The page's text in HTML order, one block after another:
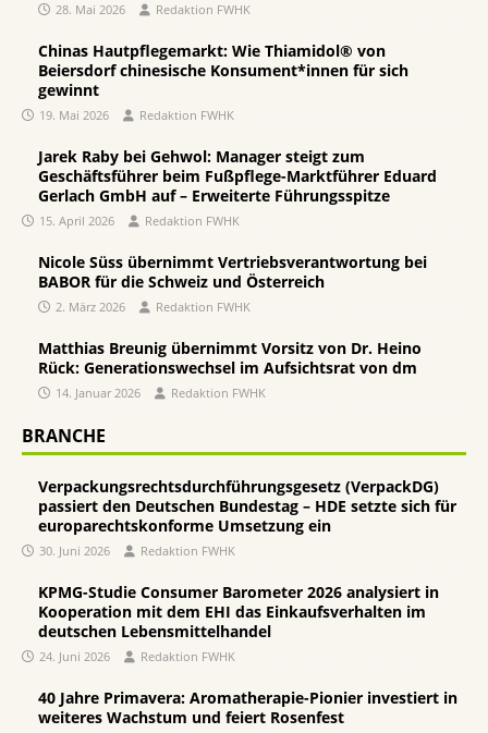
28. Mai 2026 Redaktion FWHK
Chinas Hautpflegemarkt: Wie Thiamidol® von
Beiersdorf chinesische Konsument*innen für sich
gewinnt
19. Mai 2026 Redaktion FWHK
Jarek Raby bei Gehwol: Manager steigt zum
Geschäftsführer beim Fußpflege-Marktführer Eduard
Gerlach GmbH auf – Erweiterte Führungsspitze
15. April 2026 Redaktion FWHK
Nicole Süss übernimmt Vertriebsverantwortung bei
BABOR für die Schweiz und Österreich
2. März 2026 Redaktion FWHK
Matthias Breunig übernimmt Vorsitz von Dr. Heino
Rück: Generationswechsel im Aufsichtsrat von dm
14. Januar 2026 Redaktion FWHK
BRANCHE
Verpackungsrechtsdurchführungsgesetz (VerpackDG)
passiert den Deutschen Bundestag – HDE setzte sich für
europarechtskonforme Umsetzung ein
30. Juni 2026 Redaktion FWHK
KPMG-Studie Consumer Barometer 2026 analysiert in
Kooperation mit dem EHI das Einkaufsverhalten im
deutschen Lebensmittelhandel
24. Juni 2026 Redaktion FWHK
40 Jahre Primavera: Aromatherapie-Pionier investiert in
weiteres Wachstum und feiert Rosenfest